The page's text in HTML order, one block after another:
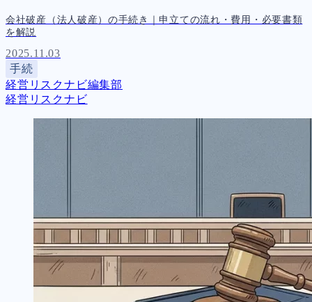
会社破産（法人破産）の手続き｜申立ての流れ・費用・必要書類
を解説
2025.11.03
手続
経営リスクナビ編集部
経営リスクナビ